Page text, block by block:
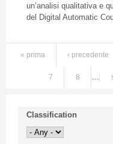
un’analisi qualitativa e
del Digital Automatic
« prima ‹ precedente
7 8 …
Classification